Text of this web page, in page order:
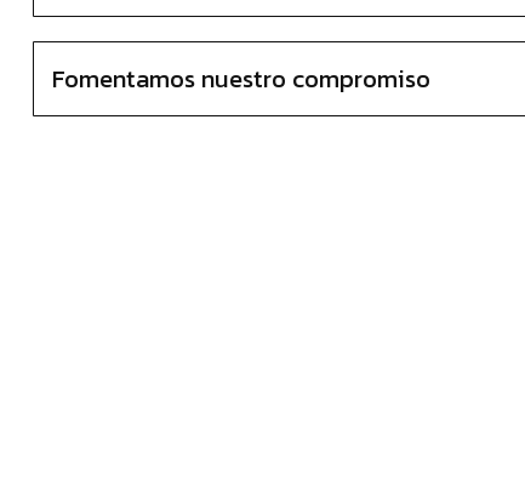
Fomentamos nuestro compromiso